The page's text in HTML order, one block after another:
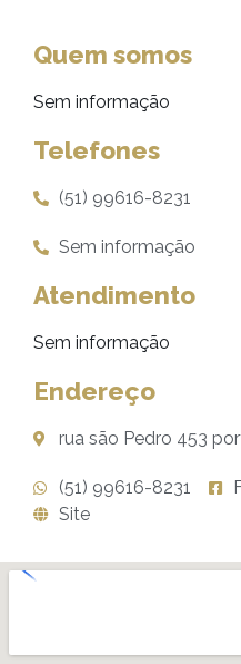
Quem somos
Sem informação
Telefones
(51) 99616-8231
Sem informação
Atendimento
Sem informação
Endereço
rua são Pedro 453
(51) 99616-8231
Site